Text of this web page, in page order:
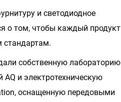
и светодиодное
о том, чтобы каждый продукт
собственную лабораторию
и электротехническую
оснащенную передовыми